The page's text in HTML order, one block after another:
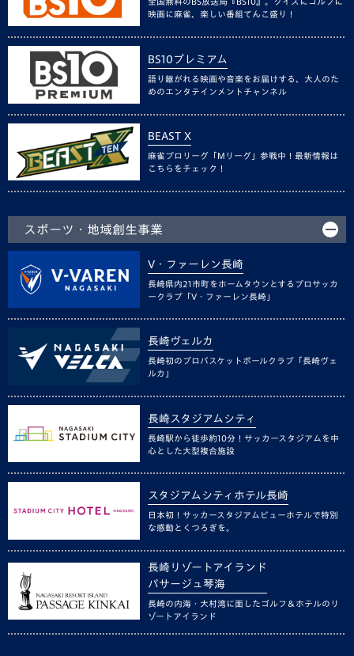
映画に麻雀、楽しい番組てんこ盛り！
BS10プレミアム
語り継がれる映画や音楽をお届けする、大人のた
めのエンタテインメントチャンネル
BEAST X
麻雀プロリーグ「Mリーグ」参戦中！最新情報は
こちらをチェック！
スポーツ・地域創生事業
V・ファーレン長崎
長崎県内21市町をホームタウンとするプロサッカ
ークラブ「V・ファーレン長崎」
長崎ヴェルカ
長崎初のプロバスケットボールクラブ「長崎ヴェ
ルカ」
長崎スタジアムシティ
長崎駅から徒歩約10分！サッカースタジアムを中
心とした大型複合施設
スタジアムシティホテル長崎
日本初！サッカースタジアムビューホテルで特別
な感動とくつろぎを。
長崎リゾートアイランド
パサージュ琴海
長崎の内海・大村湾に面したゴルフ＆ホテルのリ
ゾートアイランド